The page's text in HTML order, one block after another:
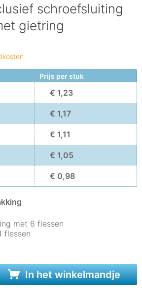
schroefsluiting
gietring
Prijs per stuk
€ 1,23
€ 1,17
€ 1,11
€ 1,05
€ 0,98
met 6 flessen
flessen
In het winkelmandje